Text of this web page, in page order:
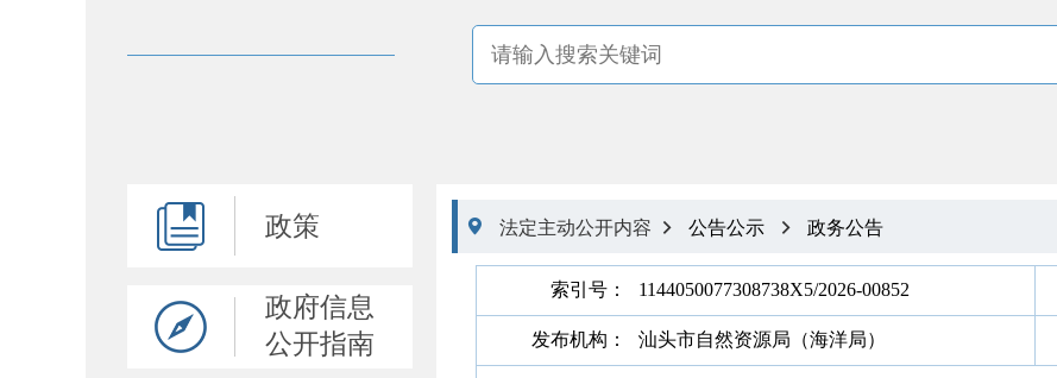
政策
政府信息
公开指南
 法定主动公开内容  公告公示  政务公告
索引号： 1144050077308738X5/2026-00852
发布机构： 汕头市自然资源局（海洋局）